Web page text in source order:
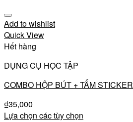
Add to wishlist
Quick View
Hết hàng
DỤNG CỤ HỌC TẬP
COMBO HỘP BÚT + TẤM STICKER
₫35,000
Lựa chọn các tùy chọn